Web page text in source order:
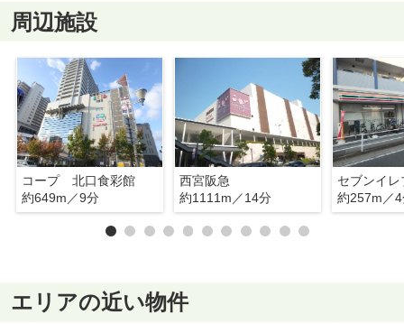
周辺施設
コープ 北口食彩館
約649m／9分
西宮阪急
約1111m／14分
約257m／
エリアの近い物件